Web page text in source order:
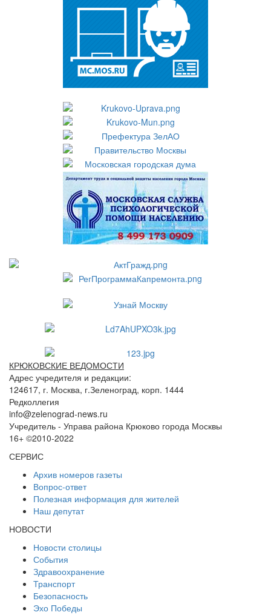
КРЮКОВСКИЕ ВЕДОМОСТИ
Адрес учредителя и редакции:
124617, г. Москва, г.Зеленоград, корп. 1444
Редколлегия
info@zelenograd-news.ru
Учредитель - Управа района Крюково города Москвы
16+ ©2010-2022
СЕРВИС
Архив номеров газеты
Вопрос-ответ
Полезная информация для жителей
Наш депутат
НОВОСТИ
Новости столицы
События
Здравоохранение
Транспорт
Безопасность
Эхо Победы